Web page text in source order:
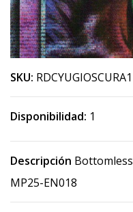
SKU:
Disponibilidad: 1
Descripción
MP25-EN018